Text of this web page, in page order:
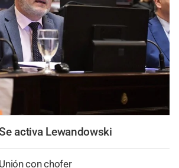
activa Lewandowski
con chofer